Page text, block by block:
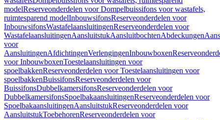
modelReserveonderdelen voor Dompelbuissifons voor wastafels,
ruimtesparend modelInbouwsifonsReserveonderdelen voor
InbouwsifonsWastafelaansluitingenReserveonderdelen voor
WastafelaansluitingenAansluitstukAansluitbochtenAbdeckungen
voor
AansluitingenAfdichtingenVerlengingenInbouwboxen
voor InbouwboxenToestelaansluitingen voor
spoelbakkenReserveonderdelen voor Toestelaansluitingen voor
spoelbakkenBuissifonsReserveonderdelen voor
BuissifonsDubbelkamersifonsReserveonderdelen voor
DubbelkamersifonsSpoelbakaansluitingenReserveonderdelen voor
SpoelbakaansluitingenAansluitstukReserveonderdelen voor
AansluitstukToebehorenReserveonderdelen voor